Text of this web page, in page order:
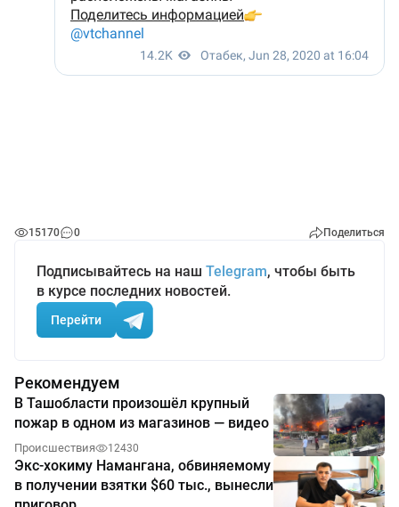
15170 0 Поделиться
Подписывайтесь на наш Telegram, чтобы быть
в курсе последних новостей.
Перейти
Рекомендуем
В Ташобласти произошёл крупный
пожар в одном из магазинов — видео
Происшествия 12430
Экс-хокиму Намангана, обвиняемому
в получении взятки $60 тыс., вынесли